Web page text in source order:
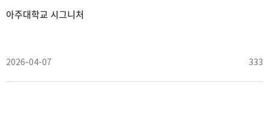
아주대학교 시그니처
2026-04-07 333